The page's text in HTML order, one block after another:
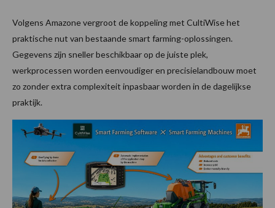
Volgens Amazone vergroot de koppeling met CultiWise het
praktische nut van bestaande smart farming-oplossingen.
Gegevens zijn sneller beschikbaar op de juiste plek,
werkprocessen worden eenvoudiger en precisielandbouw moet
zo zonder extra complexiteit inpasbaar worden in de dagelijkse
praktijk.